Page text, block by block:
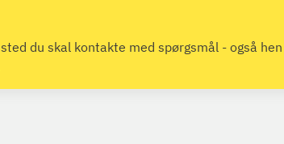
du skal kontakte med spørgsmål - også